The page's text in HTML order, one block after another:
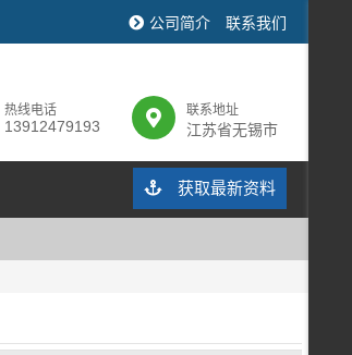
公司简介 联系我们
热线电话
13912479193
联系地址
江苏省无锡市
获取最新资料